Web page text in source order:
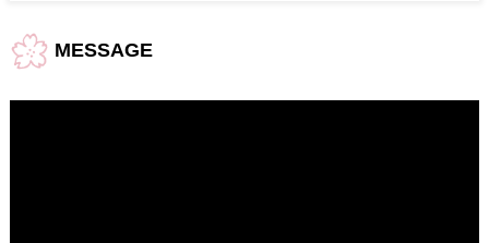
MESSAGE